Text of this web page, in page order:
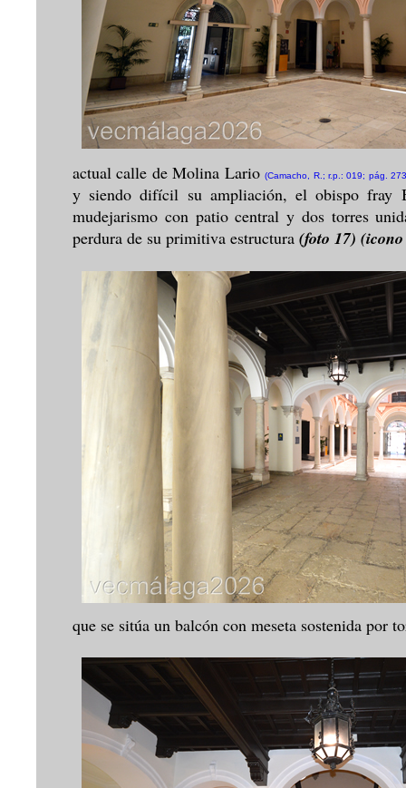
actual calle de Molina Lario(Camacho, R.; r.p.: 019; pág.
y siendo difícil su ampliación, el obispo fray
mudejarismo con patio central y dos torres
perdura de su primitiva estructura (foto 17)
que se sitúa un balcón con meseta sostenida por